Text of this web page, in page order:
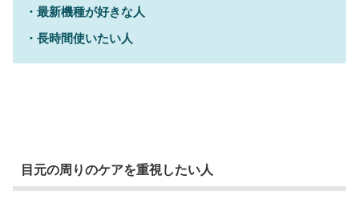
・最新機種が好きな人
・長時間使いたい人
目元の周りのケアを重視したい人